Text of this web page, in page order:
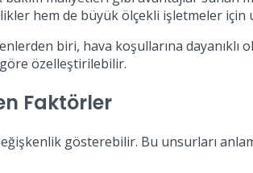
hem de büyük ölçekli işletmeler için
biri, hava koşullarına dayanıklı
özelleştirilebilir.
Faktörler
gösterebilir. Bu unsurları